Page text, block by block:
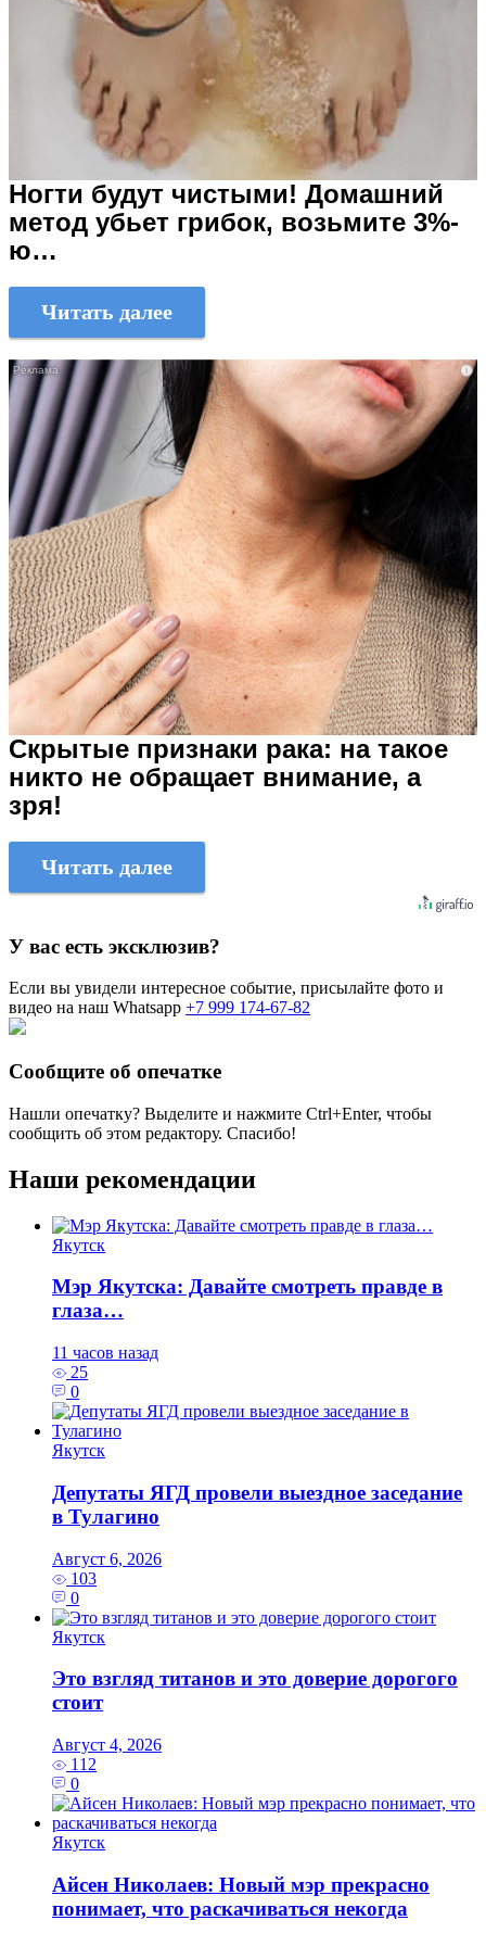
Ногти будут чистыми! Домашний
метод убьет грибок, возьмите 3%-
ю…
Читать далее
i
Скрытые признаки рака: на такое
никто не обращает внимание, а
зря!
Читать далее
У вас есть эксклюзив?
Если вы увидели интересное событие, присылайте фото и
видео на наш Whatsapp +7 999 174-67-82
Сообщите об опечатке
Нашли опечатку? Выделите и нажмите Ctrl+Enter, чтобы
сообщить об этом редактору. Спасибо!
Наши рекомендации
Якутск
Мэр Якутска: Давайте смотреть правде в
глаза…
11 часов назад
25
0
Якутск
Депутаты ЯГД провели выездное заседание
в Тулагино
Август 6, 2026
103
0
Якутск
Это взгляд титанов и это доверие дорогого
стоит
Август 4, 2026
112
0
Якутск
Айсен Николаев: Новый мэр прекрасно
понимает, что раскачиваться некогда